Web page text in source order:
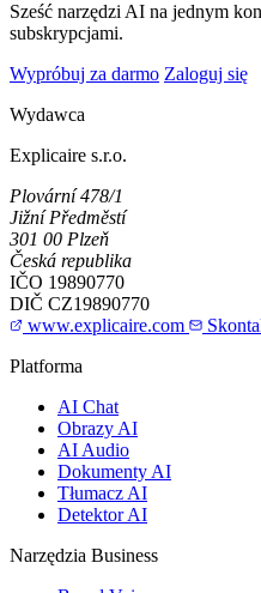
Sześć narzędzi AI na jednym
subskrypcjami.
Wypróbuj za darmo Zaloguj się
Wydawca
Explicaire s.r.o.
Plovární 478/1
Jižní Předměstí
301 00 Plzeň
Česká republika
IČO 19890770
DIČ CZ19890770
www.explicaire.com
Platforma
AI Chat
Obrazy AI
AI Audio
Dokumenty AI
Tłumacz AI
Detektor AI
Narzędzia Business